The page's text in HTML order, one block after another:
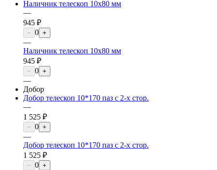
Наличник телескоп 10х80 мм
—
945 ₽
− 0 +
—
Наличник телескоп 10х80 мм
945 ₽
− 0 +
—
Добор
Добор телескоп 10*170 паз с 2-х стор.
—
1 525 ₽
− 0 +
—
Добор телескоп 10*170 паз с 2-х стор.
1 525 ₽
− 0 +